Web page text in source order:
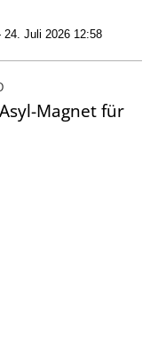
Juli 2026 12:58
Magnet für